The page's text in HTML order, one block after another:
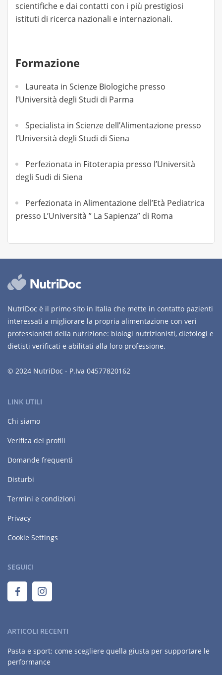
scientifiche e dai contatti con i più prestigiosi
istituti di ricerca nazionali e internazionali.
Formazione
Laureata in Scienze Biologiche presso
l’Università degli Studi di Parma
Specialista in Scienze dell’Alimentazione presso
l’Università degli Studi di Siena
Perfezionata in Fitoterapia presso l’Università
degli Sudi di Siena
Perfezionata in Alimentazione dell’Età Pediatrica
presso L’Università ” La Sapienza” di Roma
NutriDoc è il primo sito in Italia che mette in contatto pazienti
interessati a migliorare la propria alimentazione con veri
professionisti della nutrizione: biologi nutrizionisti, dietologi e
dietisti verificati e abilitati alla loro professione.
© 2024 NutriDoc - P.Iva 04577820162
LINK UTILI
Chi siamo
Verifica dei profili
Domande frequenti
Disturbi
Termini e condizioni
Privacy
Cookie Settings
SEGUICI
ARTICOLI RECENTI
Pasta e sport: come scegliere quella giusta per supportare le
performance